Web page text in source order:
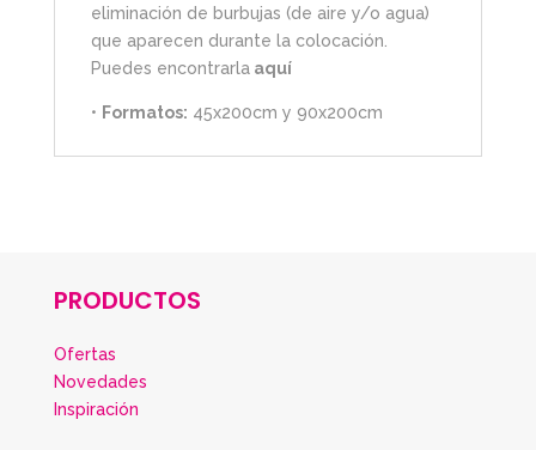
eliminación de burbujas (de aire y/o agua)
que aparecen durante la colocación.
Puedes encontrarla aquí
• Formatos: 45x200cm y 90x200cm
PRODUCTOS
Ofertas
Novedades
Inspiración